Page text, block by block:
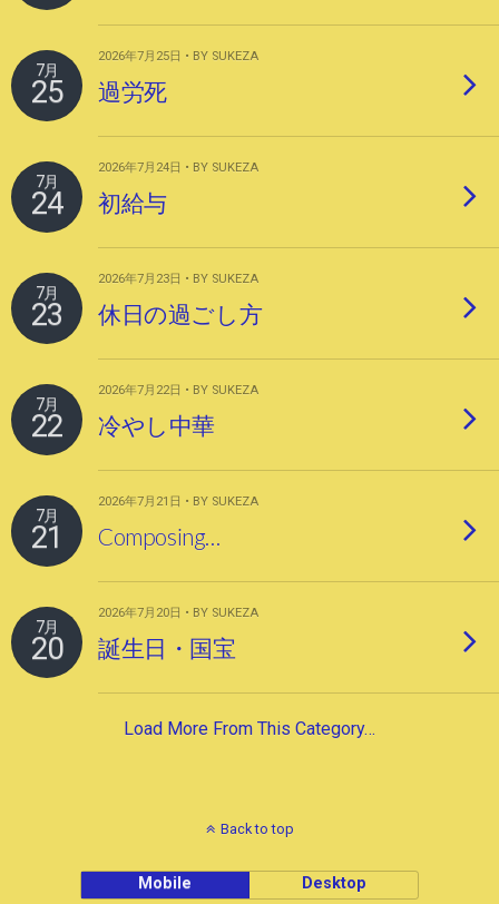
7月
25
2026年7月25日 • BY SUKEZA
過労死
7月
24
2026年7月24日 • BY SUKEZA
初給与
7月
23
2026年7月23日 • BY SUKEZA
休日の過ごし方
7月
22
2026年7月22日 • BY SUKEZA
冷やし中華
7月
21
2026年7月21日 • BY SUKEZA
Composing…
7月
20
2026年7月20日 • BY SUKEZA
誕生日・国宝
Load More From This Category…
Back to top
Mobile Desktop